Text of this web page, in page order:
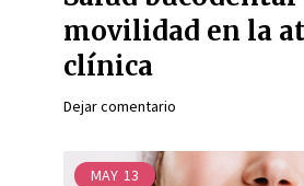
movilidad en la
clínica
Dejar comentario
MAY 13